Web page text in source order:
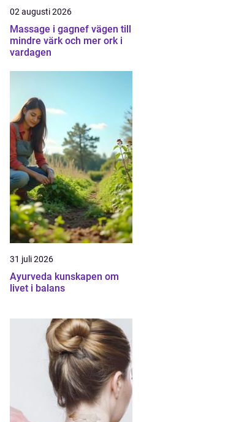
02 augusti 2026
Massage i gagnef vägen till
mindre värk och mer ork i
vardagen
31 juli 2026
Ayurveda kunskapen om
livet i balans